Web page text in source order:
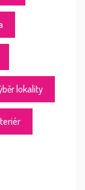
lokality